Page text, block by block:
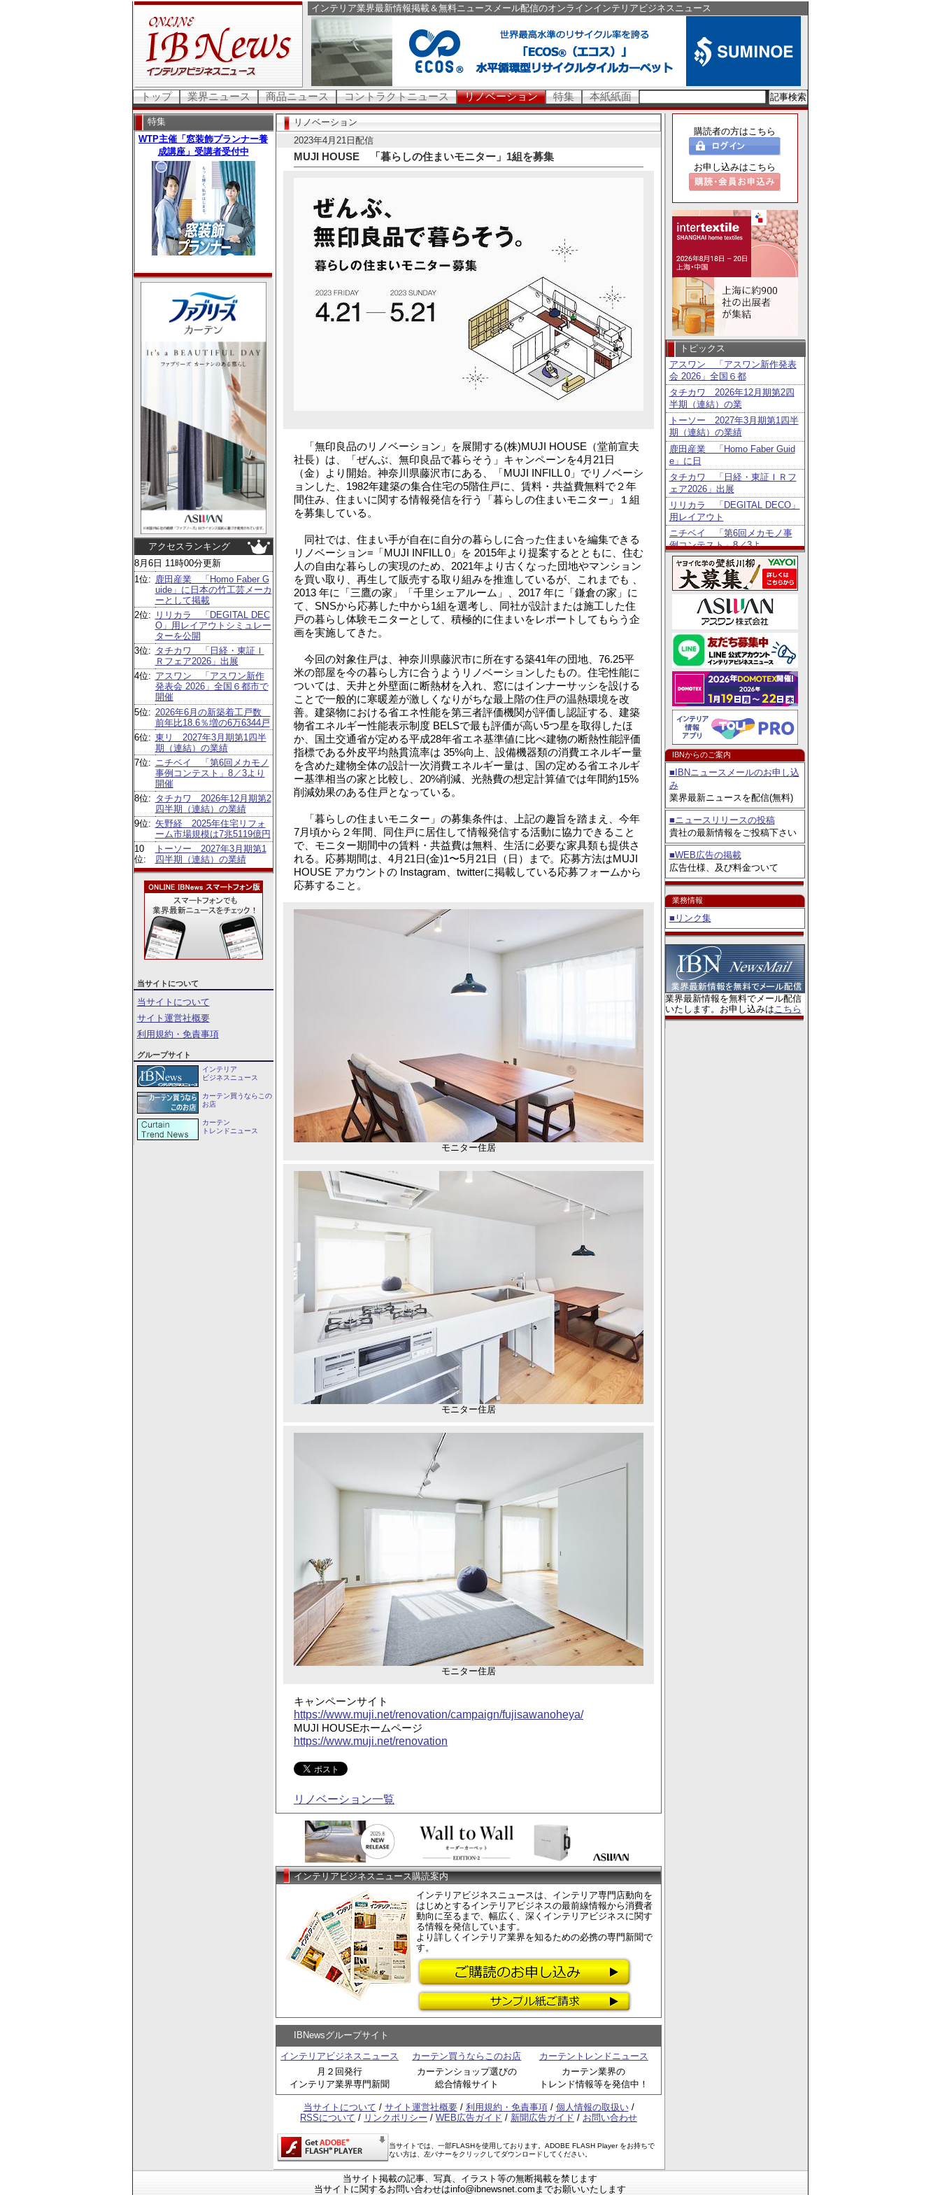
インテリア業界最新情報掲載＆無料ニュースメール配信のオンラインインテリアビジネスニュース
トップ 業界ニュース 商品ニュース コントラクトニュース リノベーション 特集 本紙紙面
特集
アクセスランキング
8月6日 11時00分更新
1位: 鹿田産業 「Homo Faber G
uide」に日本の竹工芸メーカ
ーとして掲載
2位:
リリカラ 「DEGITAL DEC
O」用レイアウトシミュレー
ターを公開
3位: タチカワ 「日経・東証Ｉ
Ｒフェア2026」出展
4位: アスワン 「アスワン新作
発表会 2026」全国６都市で
開催
5位: 2026年6月の新築着工戸数
前年比18.6％増の6万6344戸
6位: 東リ 2027年3月期第1四半
期（連結）の業績
7位: ニチベイ 「第6回メカモノ
事例コンテスト」8／3より
開催
8位: タチカワ 2026年12月期第2
四半期（連結）の業績
9位: 矢野経 2025年住宅リフォ
ーム市場規模は7兆5119億円
10
位:
トーソー 2027年3月期第1
四半期（連結）の業績
当サイトについて
当サイトについて
サイト運営社概要
利用規約・免責事項
グループサイト
インテリア
ビジネスニュース
カーテン買うならこの
お店
カーテン
トレンドニュース
リノベーション
2023年4月21日配信
MUJI HOUSE 「暮らしの住まいモニター」1組を募集
「無印良品のリノベーション」を展開する(株)MUJI HOUSE（堂前宣夫
社長）は、「ぜんぶ、無印良品で暮らそう」キャンペーンを4月21日
（金）より開始。神奈川県藤沢市にある、「MUJI INFILL 0」でリノベーシ
ョンした、1982年建築の集合住宅の5階住戸に、賃料・共益費無料で２年
間住み、住まいに関する情報発信を行う「暮らしの住まいモニター」１組
を募集している。
同社では、住まい手が自在に自分の暮らしに合った住まいを編集できる
リノベーション=「MUJI INFILL 0」を 2015年より提案するとともに、住む
人の自由な暮らしの実現のため、2021年より古くなった団地やマンション
を買い取り、再生して販売する取り組みを推進しているが、これまでも 、
2013 年に「三鷹の家」「千里シェアルーム」、2017 年に「鎌倉の家」に
て、SNSから応募した中から1組を選考し、同社が設計または施工した住
戸の暮らし体験モニターとして、積極的に住まいをレポートしてもらう企
画を実施してきた。
今回の対象住戸は、神奈川県藤沢市に所在する築41年の団地、76.25平
米の部屋を今の暮らし方に合うようリノベーションしたもの。住宅性能に
ついては、天井と外壁面に断熱材を入れ、窓にはインナーサッシを設ける
ことで一般的に寒暖差が激しくなりがちな最上階の住戸の温熱環境を改
善。建築物における省エネ性能を第三者評価機関が評価し認証する、建築
物省エネルギー性能表示制度 BELSで最も評価が高い5つ星を取得したほ
か、国土交通省が定める平成28年省エネ基準値に比べ建物の断熱性能評価
指標である外皮平均熱貫流率は 35%向上、設備機器類の消費エネルギー量
を含めた建物全体の設計一次消費エネルギー量は、国の定める省エネルギ
ー基準相当の家と比較し、20%削減、光熱費の想定計算値では年間約15%
削減効果のある住戸となっている。
「暮らしの住まいモニター」の募集条件は、上記の趣旨を踏まえ、今年
7月頃から２年間、同住戸に居住して情報発信する活動に協力できること
で、モニター期間中の賃料・共益費は無料、生活に必要な家具類も提供さ
れる。応募期間は、4月21日(金)1〜5月21日（日）まで。応募方法はMUJI
HOUSE アカウントの Instagram、twitterに掲載している応募フォームから
応募すること。
モニター住居
モニター住居
モニター住居
キャンペーンサイト
https://www.muji.net/renovation/campaign/fujisawanoheya/
MUJI HOUSEホームページ
https://www.muji.net/renovation
リノベーション一覧
インテリアビジネスニュース購読案内
インテリアビジネスニュースは、インテリア専門店動向を
はじめとするインテリアビジネスの最前線情報から消費者
動向に至るまで、幅広く、深くインテリアビジネスに関す
る情報を発信しています。
より詳しくインテリア業界を知るための必携の専門新聞で
す。
IBNewsグループサイト
インテリアビジネスニュース
月２回発行
インテリア業界専門新聞
カーテン買うならこのお店
カーテンショップ選びの
総合情報サイト
カーテントレンドニュース
カーテン業界の
トレンド情報等を発信中！
当サイトについて / サイト運営社概要/ 利用規約・免責事項/ 個人情報の取扱い/
RSSについて / リンクポリシー / WEB広告ガイド / 新聞広告ガイド / お問い合わせ
当サイトでは、一部FLASHを使用しております。ADOBE FLASH Player をお持ちで
ない方は、左バナーをクリックしてダウンロードしてください。
購読者の方はこちら
お申し込みはこちら
トピックス
アスワン 「アスワン新作発表
会 2026」全国６都
タチカワ 2026年12月期第2四
半期（連結）の業
トーソー 2027年3月期第1四半
期（連結）の業績
鹿田産業 「Homo Faber Guid
e」に日
タチカワ 「日経・東証ＩＲフ
ェア2026」出展
リリカラ 「DEGITAL DECO」
用レイアウト
ニチベイ 「第6回メカモノ事
例コンテスト」8／3よ
東リ 2027年3月期第1四半期
（連結）の業績
ニチベイ 公式Instagramプレゼ
ントキャンペ
2026年6月の新築着工戸数 前
年比18.6％増の
IBNからのご案内
■IBNニュースメールのお申し込
み
業界最新ニュースを配信(無料)
■ニュースリリースの投稿
貴社の最新情報をご投稿下さい
■WEB広告の掲載
広告仕様、及び料金ついて
業務情報
■リンク集
業界最新情報を無料でメール配信
いたします。お申し込みはこちら
当サイト掲載の記事、写真、イラスト等の無断掲載を禁じます
当サイトに関するお問い合わせはinfo@ibnewsnet.comまでお願いいたします